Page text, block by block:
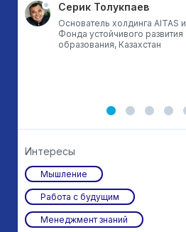
Серик Толукпаев
Основатель холдинга AITAS и
Фонда устойчивого развития
образования, Казахстан
Интересы
Мышление
Работа с будущим
Менеджмент знаний